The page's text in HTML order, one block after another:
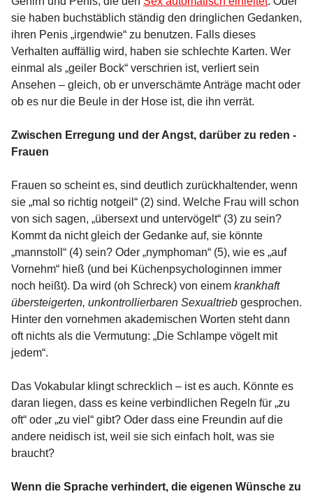
sie haben buchstäblich ständig den dringlichen Gedanken,
ihren Penis „irgendwie“ zu benutzen. Falls dieses
Verhalten auffällig wird, haben sie schlechte Karten. Wer
einmal als „geiler Bock“ verschrien ist, verliert sein
Ansehen – gleich, ob er unverschämte Anträge macht oder
ob es nur die Beule in der Hose ist, die ihn verrät.
Zwischen Erregung und der Angst, darüber zu reden -
Frauen
Frauen so scheint es, sind deutlich zurückhaltender, wenn
sie „mal so richtig notgeil“ (2) sind. Welche Frau will schon
von sich sagen, „übersext und untervögelt“ (3) zu sein?
Kommt da nicht gleich der Gedanke auf, sie könnte
„mannstoll“ (4) sein? Oder „nymphoman“ (5), wie es „auf
Vornehm“ hieß (und bei Küchenpsychologinnen immer
noch heißt). Da wird (oh Schreck) von einem krankhaft
übersteigerten, unkontrollierbaren Sexualtrieb gesprochen.
Hinter den vornehmen akademischen Worten steht dann
oft nichts als die Vermutung: „Die Schlampe vögelt mit
jedem“.
Das Vokabular klingt schrecklich – ist es auch. Könnte es
daran liegen, dass es keine verbindlichen Regeln für „zu
oft“ oder „zu viel“ gibt? Oder dass eine Freundin auf die
andere neidisch ist, weil sie sich einfach holt, was sie
braucht?
Wenn die Sprache verhindert, die eigenen Wünsche zu